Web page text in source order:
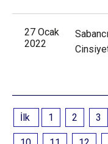
27 Ocak
2022
İlk 1 2 3